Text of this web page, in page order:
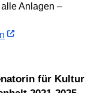
Anlagen –
für Kultur